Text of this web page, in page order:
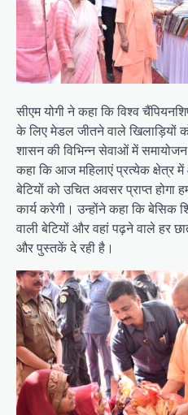
सीएम योगी ने कहा कि विश्व
के लिए मेडल जीतने वाले खिलाड़ियों
शासन की विभिन्न सेवाओं में
कहा कि आज महिलाएं प्रत्येक क्षेत्र
बेटियों को उचित अवसर प्राप्त होगा
कार्य करेगी। उन्होंने कहा कि बेसिक
वाली बेटियों और वहां पढ़ने वाले हर
और पुस्तकें दे रही है।